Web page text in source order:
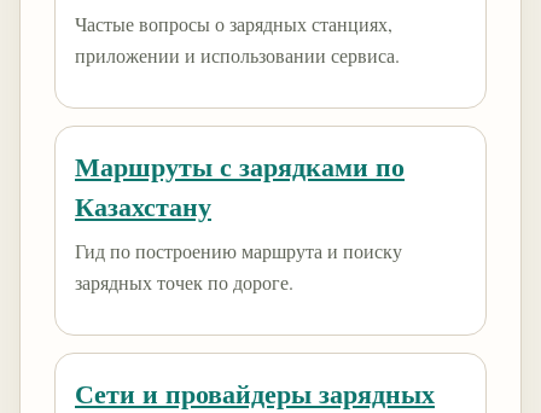
Частые вопросы о зарядных станциях,
приложении и использовании сервиса.
Маршруты с зарядками по
Казахстану
Гид по построению маршрута и поиску
зарядных точек по дороге.
Сети и провайдеры зарядных